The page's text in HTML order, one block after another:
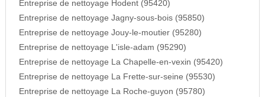
Entreprise de nettoyage Hodent (95420)
Entreprise de nettoyage Jagny-sous-bois (95850)
Entreprise de nettoyage Jouy-le-moutier (95280)
Entreprise de nettoyage L'isle-adam (95290)
Entreprise de nettoyage La Chapelle-en-vexin (95420)
Entreprise de nettoyage La Frette-sur-seine (95530)
Entreprise de nettoyage La Roche-guyon (95780)